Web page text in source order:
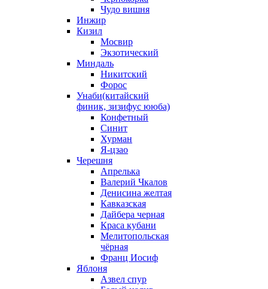
Чудо вишня
Инжир
Кизил
Мосвир
Экзотический
Миндаль
Никитский
Форос
Унаби(китайский
финик, зизифус ююба)
Конфетный
Синит
Хурман
Я-цзао
Черешня
Апрелька
Валерий Чкалов
Денисина желтая
Кавказская
Дайбера черная
Краса кубани
Мелитопольская
чёрная
Франц Иосиф
Яблоня
Азвел спур